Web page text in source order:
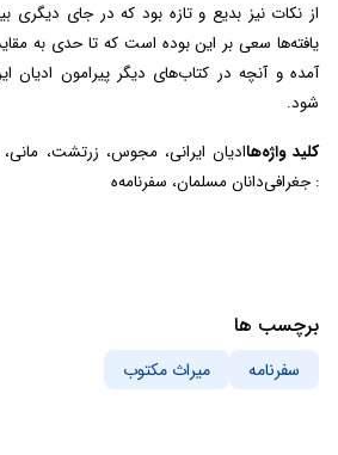
از نکات نیز بدیع و تازه بود که در جای دیگری
یافته‌ها سعی بر این بوده است که تا حدی به
آمده و آنچه در کتاب‌های دیگر پیرامون ادیان
شود.
کلید واژه‌ها
جغرافی‌دانان مسلمان، سفرنامه‌ه :
برچسب ها
سفرنامه میراث مکتوب